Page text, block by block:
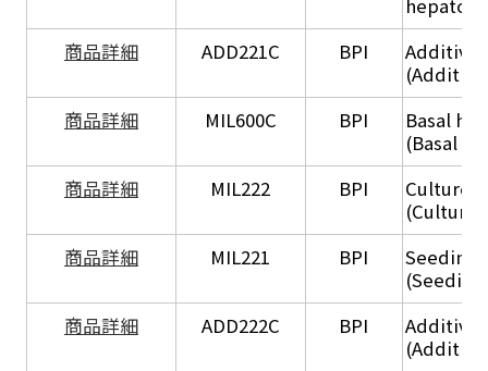
商品詳細
ADD221C BPI
商品詳細
MIL600C BPI
Basal
(Basal
商品詳細
MIL222 BPI
Culture
(Culture
商品詳細
MIL221 BPI
Seeding
商品詳細
ADD222C BPI